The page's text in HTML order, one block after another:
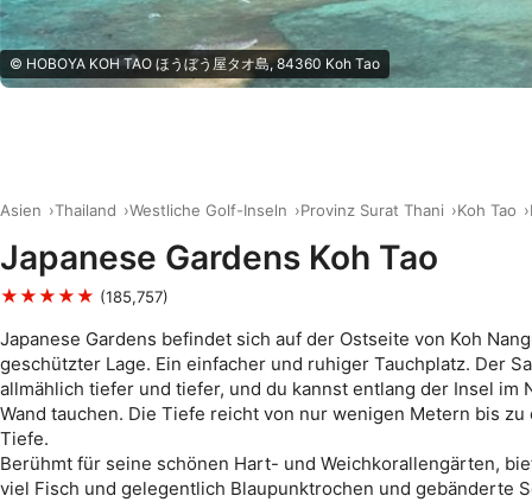
© HOBOYA KOH TAO ほうぼう屋タオ島, 84360 Koh Tao
Asien Thailand Westliche Golf-Inseln Provinz Surat Thani Koh Tao
Japanese Gardens Koh Tao
★★★★★ (185,757)
Japanese Gardens befindet sich auf der Ostseite von Koh
geschützter Lage. Ein einfacher und ruhiger Tauchplatz. Der
allmählich tiefer und tiefer, und du kannst entlang der Insel im
Wand tauchen. Die Tiefe reicht von nur wenigen Metern bis zu
Tiefe.
Berühmt für seine schönen Hart- und Weichkorallengärten,
viel Fisch und gelegentlich Blaupunktrochen und gebänderte